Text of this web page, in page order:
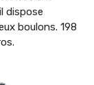
dispose
boulons. 198